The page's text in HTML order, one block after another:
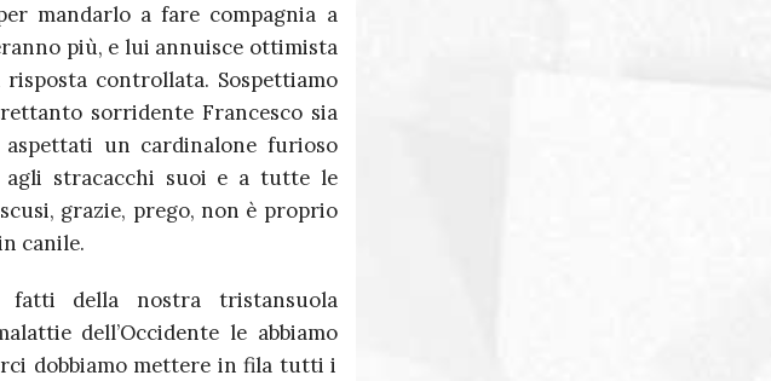
mandarlo a fare compagnia a
più, e lui annuisce ottimista
controllata. Sospettiamo
sorridente Francesco sia
un cardinalone furioso
agli stracacchi suoi e a tutte le
grazie, prego, non è proprio
canile.
della nostra tristansuola
dell’Occidente le abbiamo
dobbiamo mettere in fila tutti i